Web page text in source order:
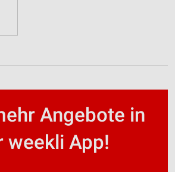
Angebote in
weekli App!